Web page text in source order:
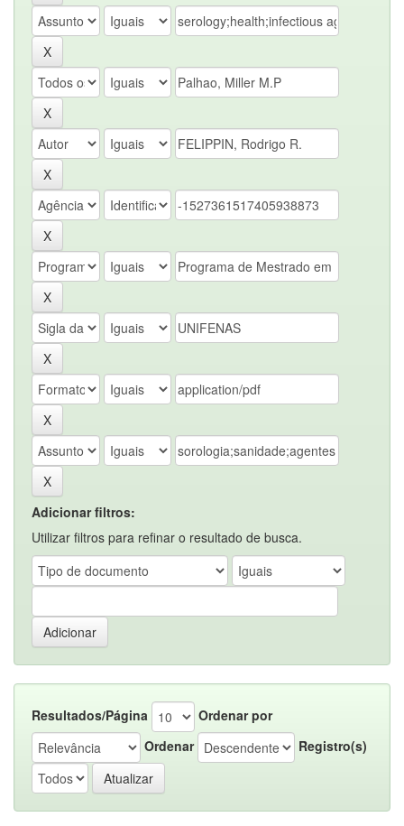
Adicionar filtros:
Utilizar filtros para refinar o resultado de busca.
Resultados/Página
Ordenar por
Ordenar
Registro(s)